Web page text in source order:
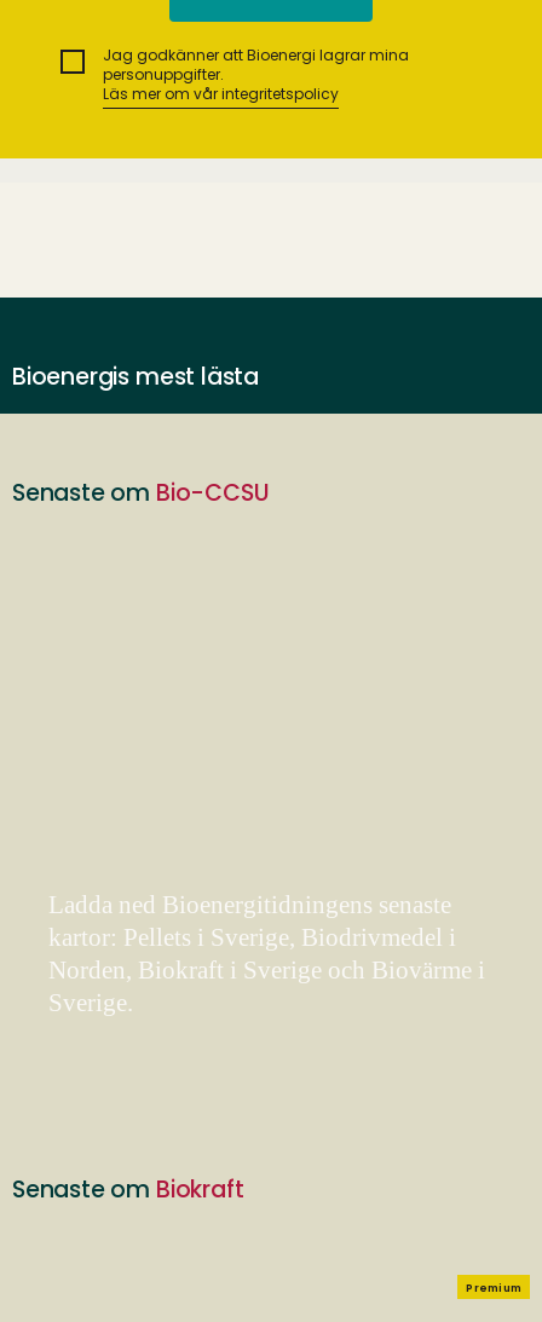
Jag godkänner att Bioenergi lagrar mina
personuppgifter.
Läs mer om vår integritetspolicy
Bioenergis mest lästa
Senaste om Bio-CCSU
Ladda ned Bioenergitidningens senaste
kartor: Pellets i Sverige, Biodrivmedel i
Norden, Biokraft i Sverige och Biovärme i
Sverige.
Senaste om Biokraft
Premium